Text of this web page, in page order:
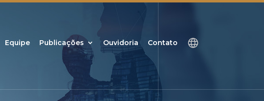
Equipe Publicações Ouvidoria Contato